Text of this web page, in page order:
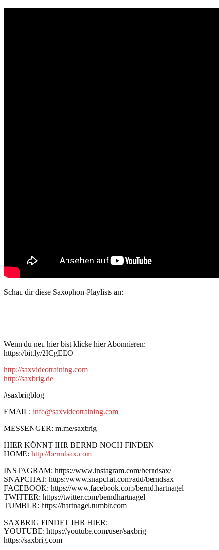
Schau dir diese Saxophon-Playlists an:
Wenn du neu hier bist klicke hier Abonnieren:
https://bit.ly/2ICgEEO
http://saxvideotraining.com
http://saxbrig.de
#saxbrigblog
EMAIL: info@saxvideotraining.com
MESSENGER: m.me/saxbrig
HIER KÖNNT IHR BERND NOCH FINDEN
HOME: http://berndsax.com
INSTAGRAM: https://www.instagram.com/berndsax/
SNAPCHAT: https://www.snapchat.com/add/berndsax
FACEBOOK: https://www.facebook.com/bernd.hartnagel
TWITTER: https://twitter.com/berndhartnagel
TUMBLR: https://hartnagel.tumblr.com
SAXBRIG FINDET IHR HIER:
YOUTUBE: https://youtube.com/user/saxbrig
https://saxbrig.com